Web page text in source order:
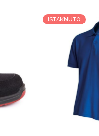
ISTAKNUTO